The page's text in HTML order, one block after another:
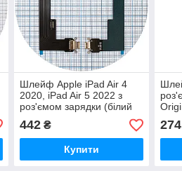
Шлейф Apple iPad Air 4
2020, iPad Air 5 2022 з
роз'ємом зарядки (білий
версія Wi-Fi)
442₴
Купити
274